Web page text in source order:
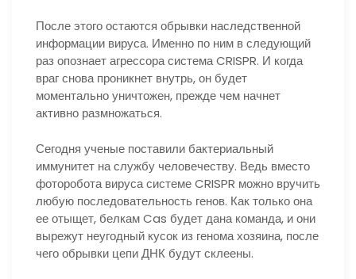
После этого остаются обрывки наследственной
информации вируса. Именно по ним в следующий
раз опознает агрессора система CRISPR. И когда
враг снова проникнет внутрь, он будет
моментально уничтожен, прежде чем начнет
активно размножаться.
Сегодня ученые поставили бактериальный
иммунитет на службу человечеству. Ведь вместо
фоторобота вируса системе CRISPR можно вручить
любую последовательность генов. Как только она
ее отыщет, белкам Cas будет дана команда, и они
вырежут неугодный кусок из генома хозяина, после
чего обрывки цепи ДНК будут склеены.